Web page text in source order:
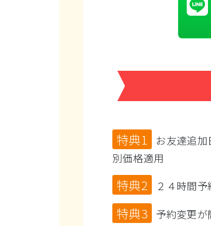
特典1
お友達追
別価格適用
特典2 ２４時間
特典3 予約変更が